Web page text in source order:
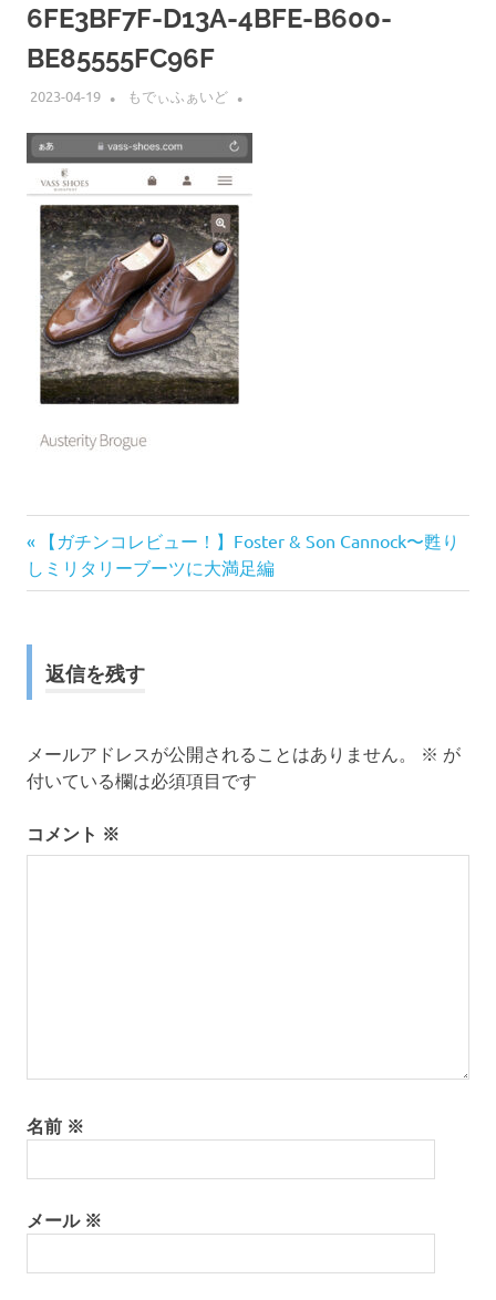
6FE3BF7F-D13A-4BFE-B600-
BE85555FC96F
2023-04-19 もでぃふぁいど
投
稿
ナ
ビ
ー
シ
前
の
記
【ガチンコレビュー！】Foster & Son Cannock〜甦り
しミリタリーブーツに大満足編
返信を残す
メールアドレスが公開されることはありません。 ※ が
付いている欄は必須項目です
コメント ※
名前 ※
メール ※